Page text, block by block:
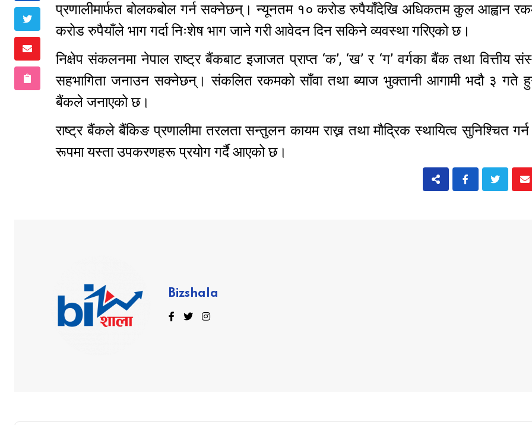
प्रणालीमार्फत बोलकबोल गर्न सक्नेछन्। न्यूनतम १० करोड रुपैयाँदेखि अधिकतम कुल आह्वान
करोड रुपैयाँले भाग गर्दा निःशेष भाग जाने गरी आवेदन दिन सकिने व्यवस्था गरिएको छ।
निक्षेप संकलनमा नेपाल राष्ट्र बैंकबाट इजाजत प्राप्त ‘क’, ‘ख’ र ‘ग’ वर्गका बैंक तथा वित्तीय
सहभागिता जनाउन सक्नेछन्। संकलित रकमको साँवा तथा ब्याज भुक्तानी आगामी भदौ ३ गते
बैंकले जनाएको छ।
राष्ट्र बैंकले बैंकिङ प्रणालीमा तरलता सन्तुलन कायम राख्न तथा मौद्रिक स्थायित्व सुनिश्चित गर्न
रूपमा यस्ता उपकरणहरू प्रयोग गर्दै आएको छ।
Bizshala